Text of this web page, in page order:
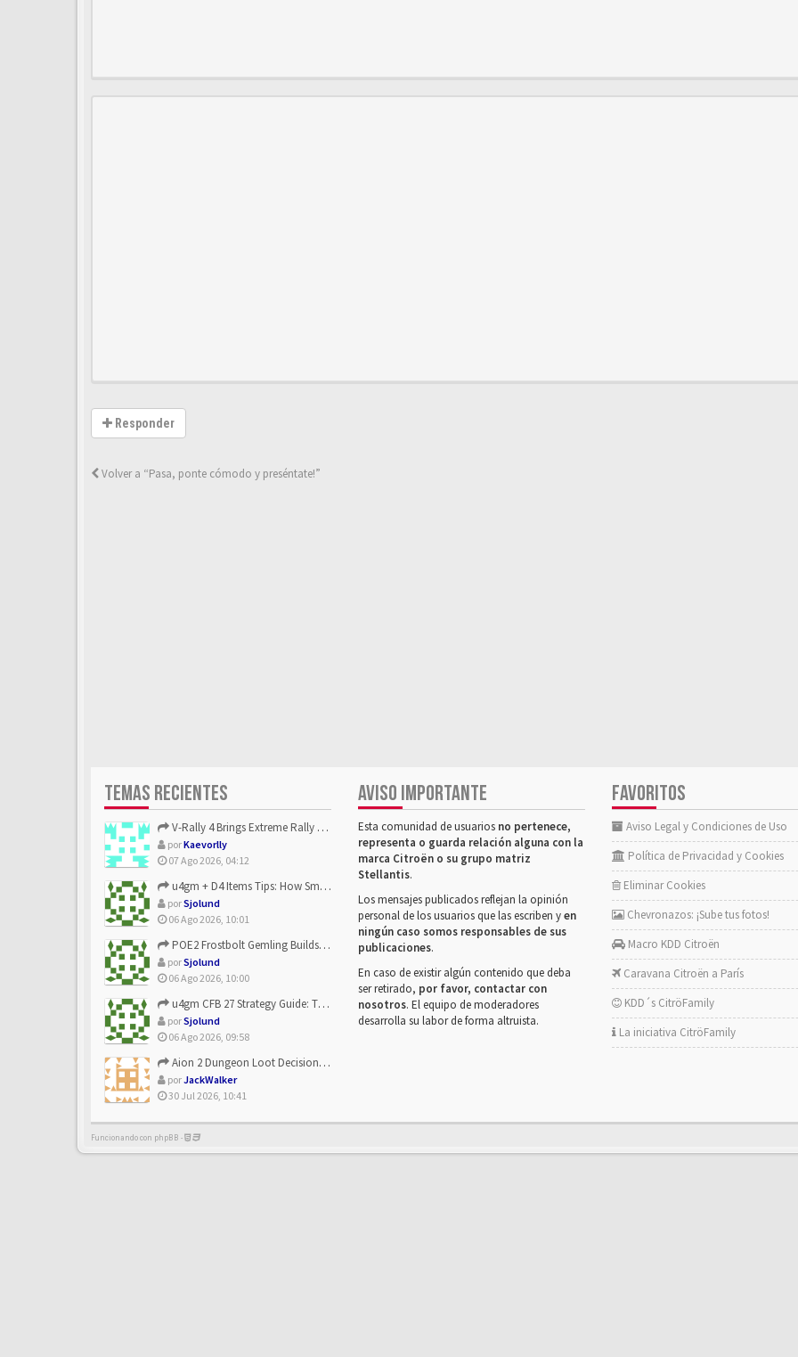
Responder
Volver a “Pasa, ponte cómodo y preséntate!”
TEMAS RECIENTES
V-Rally 4 Brings Extreme Rally Racing With Challenging Track...
porKaevorlly
07 Ago 2026, 04:12
u4gm + D4 Items Tips: How Smart Players Optimize Gear, Build...
porSjolund
06 Ago 2026, 10:01
POE2 Frostbolt Gemling Builds Get Stronger With u4gm’s Ice C...
porSjolund
06 Ago 2026, 10:00
u4gm CFB 27 Strategy Guide: The Toxic Offensive Scheme Your ...
porSjolund
06 Ago 2026, 09:58
Aion 2 Dungeon Loot Decisions: Smarter Runs With U4N
porJackWalker
30 Jul 2026, 10:41
AVISO IMPORTANTE
Esta comunidad de usuarios no pertenece,
representa o guarda relación alguna con la
marca Citroën o su grupo matriz
Stellantis.
Los mensajes publicados reflejan la opinión
personal de los usuarios que las escriben yen
ningún caso somos responsables de sus
publicaciones.
En caso de existir algún contenido que deba
ser retirado, por favor, contactar con
nosotros. El equipo de moderadores
desarrolla su labor de forma altruista.
FAVORITOS
Aviso Legal y Condiciones de Uso
Política de Privacidad y Cookies
Eliminar Cookies
Chevronazos: ¡Sube tus fotos!
Macro KDD Citroën
Caravana Citroën a París
KDD´s CitröFamily
La iniciativa CitröFamily
Funcionando con phpBB -